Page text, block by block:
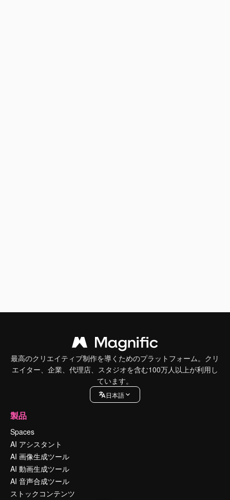
最高のクリエイティブ制作を導くためのプラットフォーム。クリ
エイター、企業、代理店、スタジオを含む100万人以上が利用し
ています。
日本語
製品
Spaces
AI アシスタント
AI 画像生成ツール
AI 動画生成ツール
AI 音声合成ツール
ストックコンテンツ